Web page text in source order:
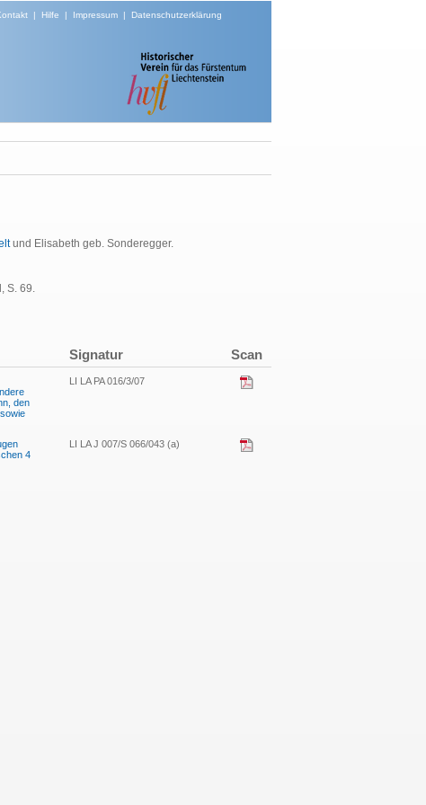
| Hilfe | Impressum| Datenschutzerklärung
und Elisabeth geb. Sonderegger.
S. 69.
Signatur Scan
den
LI LA PA 016/3/07
4
LI LA J 007/S 066/043 (a)